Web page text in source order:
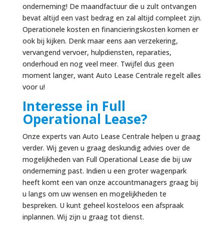
onderneming! De maandfactuur die u zult ontvangen
bevat altijd een vast bedrag en zal altijd compleet zijn.
Operationele kosten en financieringskosten komen er
ook bij kijken. Denk maar eens aan verzekering,
vervangend vervoer, hulpdiensten, reparaties,
onderhoud en nog veel meer. Twijfel dus geen
moment langer, want Auto Lease Centrale regelt alles
voor u!
Interesse in Full
Operational Lease?
Onze experts van Auto Lease Centrale helpen u graag
verder. Wij geven u graag deskundig advies over de
mogelijkheden van Full Operational Lease die bij uw
onderneming past. Indien u een groter wagenpark
heeft komt een van onze accountmanagers graag bij
u langs om uw wensen en mogelijkheden te
bespreken. U kunt geheel kosteloos een afspraak
inplannen. Wij zijn u graag tot dienst.